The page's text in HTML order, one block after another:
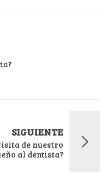
SIGUIENTE
de nuestro
al dentista?